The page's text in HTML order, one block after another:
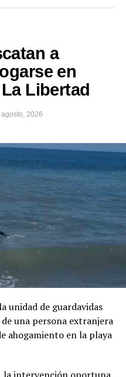
a
en
Libertad
agosto, 2026
unidad de guardavidas
una persona extranjera
ahogamiento en la playa